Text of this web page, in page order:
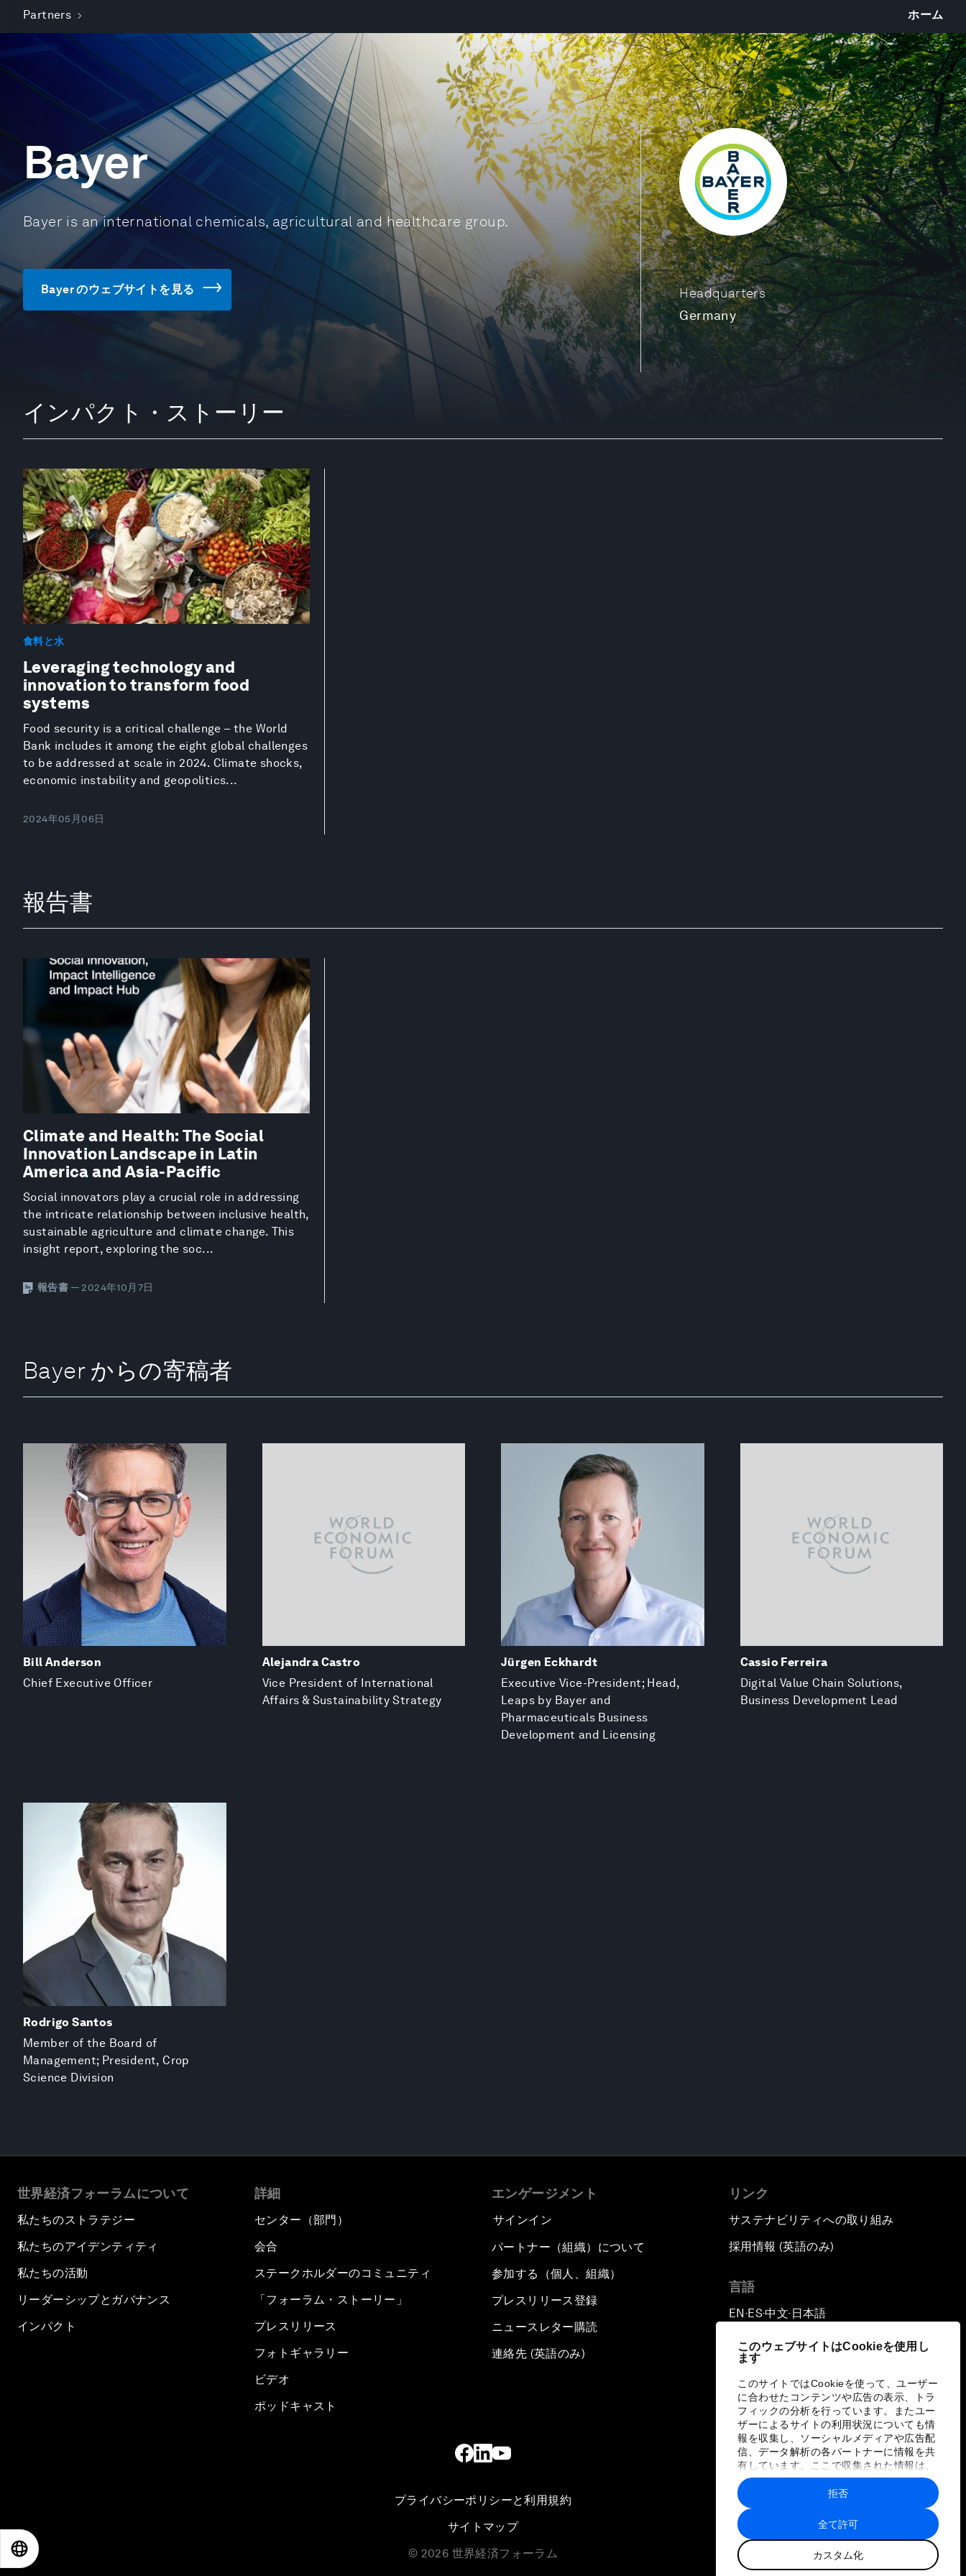
このウェブサイトはCookieを使用し
ます
このサイトではCookieを使って、ユーザー
に合わせたコンテンツや広告の表示、トラ
フィックの分析を行っています。またユー
ザーによるサイトの利用状況についても情
報を収集し、ソーシャルメディアや広告配
信、データ解析の各パートナーに情報を共
有しています。ここで収集された情報は、
ユーザーが各パートナーに提供した他の情
報や各パートナーのサービスを使用した際
に収集された情報と組み合わされ、各パー
トナーによって使用されることがありま
す。
全て許可
カスタム化
拒否
Partners ホーム
Headquarters
Germany
Bayer
Bayer is an international chemicals, agricultural and healthcare group.
Bayer のウェブサイトを見る
インパクト・ストーリー
食料と水
Leveraging technology and
innovation to transform food
systems
Food security is a critical challenge – the World
Bank includes it among the eight global challenges
to be addressed at scale in 2024. Climate shocks,
economic instability and geopolitics...
2024年05月06日
報告書
Climate and Health: The Social
Innovation Landscape in Latin
America and Asia-Pacific
Social innovators play a crucial role in addressing
the intricate relationship between inclusive health,
sustainable agriculture and climate change. This
insight report, exploring the soc...
報告書 — 2024年10月7日
Bayer からの寄稿者
Bill Anderson
Chief Executive Officer
Alejandra Castro
Vice President of International
Affairs & Sustainability Strategy
Jürgen Eckhardt
Executive Vice-President; Head,
Leaps by Bayer and
Pharmaceuticals Business
Development and Licensing
Cassio Ferreira
Digital Value Chain Solutions,
Business Development Lead
Rodrigo Santos
Member of the Board of
Management; President, Crop
Science Division
世界経済フォーラムについて
私たちのストラテジー
私たちのアイデンティティ
私たちの活動
リーダーシップとガバナンス
インパクト
詳細
センター（部門）
会合
ステークホルダーのコミュニティ
「フォーラム・ストーリー」
プレスリリース
フォトギャラリー
ビデオ
ポッドキャスト
エンゲージメント
サインイン
パートナー（組織）について
参加する（個人、組織）
プレスリリース登録
ニュースレター購読
連絡先 (英語のみ)
リンク
サステナビリティへの取り組み
採用情報 (英語のみ)
言語
EN ▪ ES▪中文▪ 日本語
プライバシーポリシーと利用規約
サイトマップ
© 2026 世界経済フォーラム